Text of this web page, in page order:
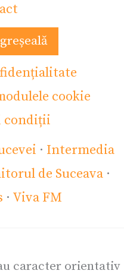
cookie
condiții
· Intermedia
de Suceava ·
· Viva FM
caracter orientativ